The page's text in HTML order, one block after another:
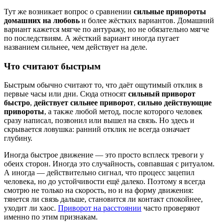
Тут же возникает вопрос о сравнении сильные привороты
домашних на любовь и более жёстких вариантов. Домашний
вариант кажется мягче по антуражу, но не обязательно мягче
по последствиям. А жёсткий вариант иногда пугает
названием сильнее, чем действует на деле.
Что считают быстрым
Быстрым обычно считают то, что даёт ощутимый отклик в
первые часы или дни. Сюда относят сильный приворот
быстро, действует сильнее приворот, сильно действующие
привороты, а также любой метод, после которого человек
сразу написал, позвонил или вышел на связь. Но здесь и
скрывается ловушка: ранний отклик не всегда означает
глубину.
Иногда быстрое движение — это просто всплеск тревоги у
обеих сторон. Иногда это случайность, совпавшая с ритуалом.
А иногда — действительно сигнал, что процесс зацепил
человека, но до устойчивости ещё далеко. Поэтому я всегда
смотрю не только на скорость, но и на форму движения:
тянется ли связь дальше, становится ли контакт спокойнее,
уходит ли хаос. Приворот на расстоянии часто проверяют
именно по этим признакам.